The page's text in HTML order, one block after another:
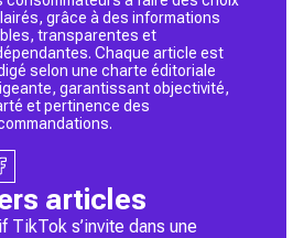
grâce à des informations
transparentes et
Chaque article est
selon une charte éditoriale
garantissant objectivité,
et pertinence des
articles
TikTok s’invite dans une